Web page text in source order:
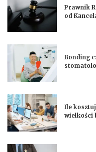
Prawnik
od
Bonding
Ile
wielkości